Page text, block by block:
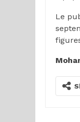
Le